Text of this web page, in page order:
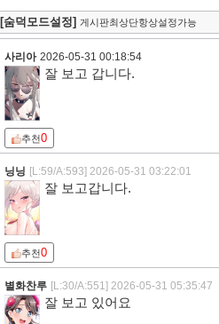
[숨덕모드설정] 게시판최상단항상설정가능
사리아 2026-05-31 00:18:54
잘 보고 갑니다.
추천0
닝닝 [L:59/A:593] 2026-05-31 03:22:01
잘 보고갑니다.
추천0
별화찬루 [L:30/A:551] 2026-05-31 05:35:47
잘 보고 있어요